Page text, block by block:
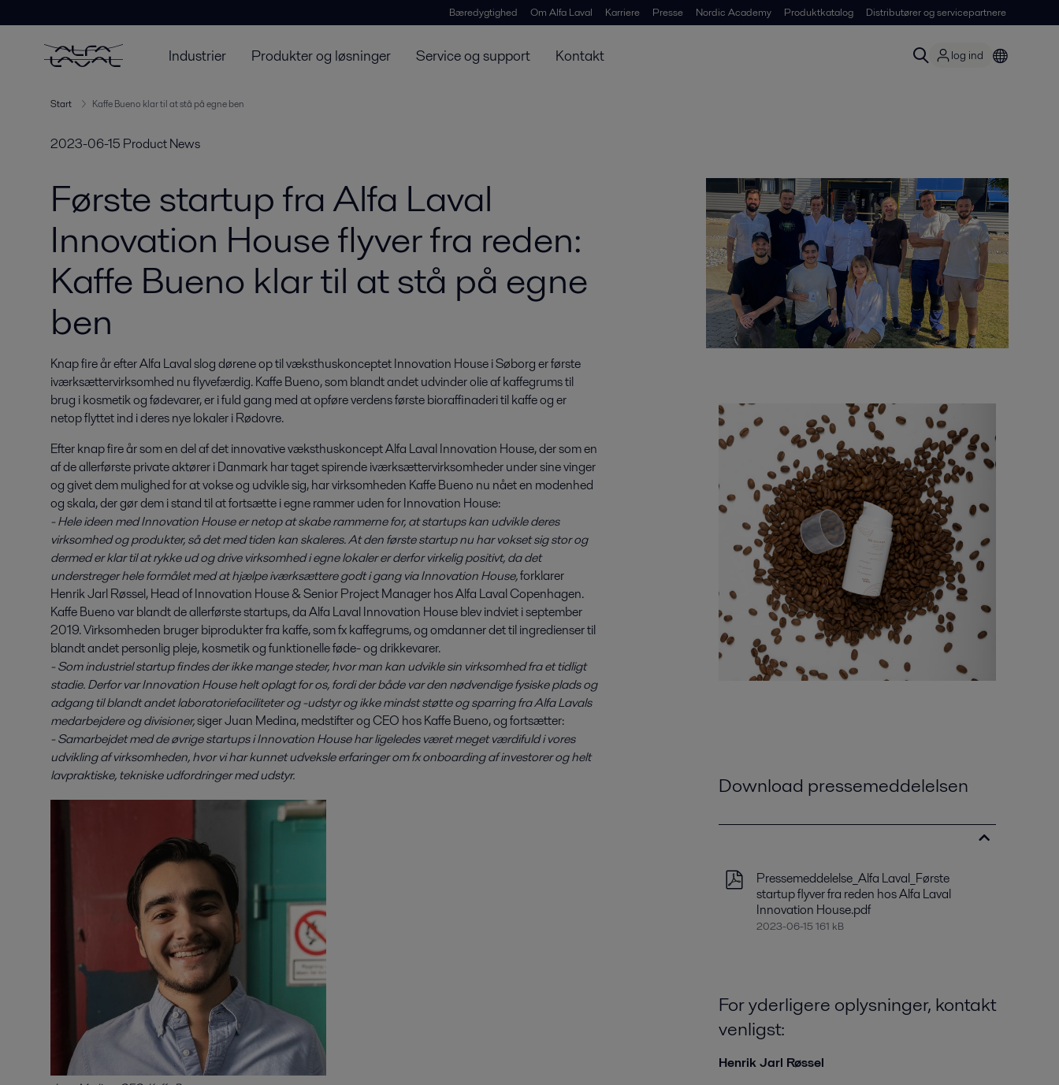
Bæredygtighed Om Alfa Laval Karriere Presse Nordic Academy Produktkatalog Distributører og servicepartnere
Industrier Produkter og løsninger Service og support Kontakt log ind
Start Kaffe Bueno klar til at stå på egne ben
2023-06-15 Product News
Første startup fra Alfa Laval
Innovation House flyver fra reden:
Kaffe Bueno klar til at stå på egne
ben
Knap fire år efter Alfa Laval slog dørene op til væksthuskonceptet Innovation House i Søborg er første
iværksættervirksomhed nu flyvefærdig. Kaffe Bueno, som blandt andet udvinder olie af kaffegrums til
brug i kosmetik og fødevarer, er i fuld gang med at opføre verdens første bioraffinaderi til kaffe og er
netop flyttet ind i deres nye lokaler i Rødovre.
Efter knap fire år som en del af det innovative væksthuskoncept Alfa Laval Innovation House, der som en
af de allerførste private aktører i Danmark har taget spirende iværksættervirksomheder under sine vinger
og givet dem mulighed for at vokse og udvikle sig, har virksomheden Kaffe Bueno nu nået en modenhed
og skala, der gør dem i stand til at fortsætte i egne rammer uden for Innovation House:
- Hele ideen med Innovation House er netop at skabe rammerne for, at startups kan udvikle deres
virksomhed og produkter, så det med tiden kan skaleres. At den første startup nu har vokset sig stor og
dermed er klar til at rykke ud og drive virksomhed i egne lokaler er derfor virkelig positivt, da det
understreger hele formålet med at hjælpe iværksættere godt i gang via Innovation House,forklarer
Henrik Jarl Røssel, Head of Innovation House & Senior Project Manager hos Alfa Laval Copenhagen.
Kaffe Bueno var blandt de allerførste startups, da Alfa Laval Innovation House blev indviet i september
2019. Virksomheden bruger biprodukter fra kaffe, som fx kaffegrums, og omdanner det til ingredienser til
blandt andet personlig pleje, kosmetik og funktionelle føde- og drikkevarer.
- Som industriel startup findes der ikke mange steder, hvor man kan udvikle sin virksomhed fra et tidligt
stadie. Derfor var Innovation House helt oplagt for os, fordi der både var den nødvendige fysiske plads og
adgang til blandt andet laboratoriefaciliteter og -udstyr og ikke mindst støtte og sparring fra Alfa Lavals
medarbejdere og divisioner,siger Juan Medina, medstifter og CEO hos Kaffe Bueno, og fortsætter:
- Samarbejdet med de øvrige startups i Innovation House har ligeledes været meget værdifuld i vores
udvikling af virksomheden, hvor vi har kunnet udveksle erfaringer om fx onboarding af investorer og helt
lavpraktiske, tekniske udfordringer med udstyr.
Download pressemeddelelsen
Pressemeddelelse_Alfa Laval_Første
startup flyver fra reden hos Alfa Laval
Innovation House.pdf
2023-06-15 161 kB
For yderligere oplysninger, kontakt
venligst:
Henrik Jarl Røssel